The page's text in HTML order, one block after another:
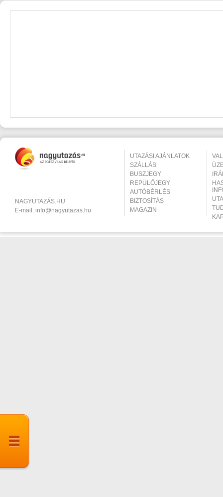
NAGYUTAZÁS.HU
E-mail: info@nagyutazas.hu
UTAZÁSI AJÁNLATOK
SZÁLLÁS
BUSZJEGY
REPÜLŐJEGY
AUTÓBÉRLÉS
BIZTOSÍTÁS
MAGAZIN